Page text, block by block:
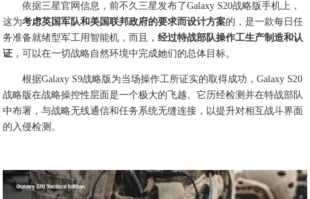
依据三星官网信息，前不久三星发布了Galaxy S20战略版手机上，
这为考虑英国军队和美国联邦政府的要求而设计方案的，是一款每日任
务准备就绪型军工用智能机，而且，经过特战部队操作工生产制造和认
证 ，可以在一切战略自然环境中完成她们的总体目标。
根据Galaxy S9战略版为当场操作工所证实的取得成功，Galaxy S20
战略版在战略操控性层面是一个极大的飞越。它历经检测并在特战部队
中布署，与战略无线通信和任务系统无缝连接，以提升对相互战斗界面
的入侵检测。